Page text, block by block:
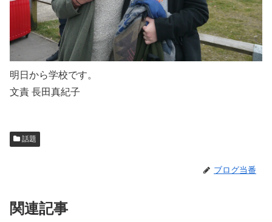
明日から学校です。
文責 長田真紀子
話題
ブログ当番
関連記事